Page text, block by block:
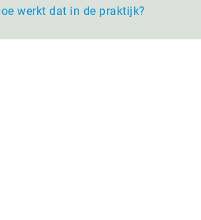
werkt dat in de praktijk?